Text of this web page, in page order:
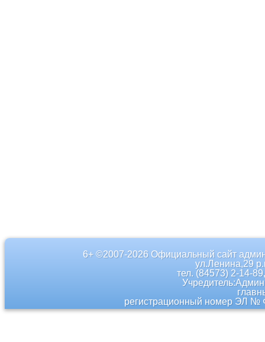
6+ ©2007-2026 Официальный сайт
ул.Ленина,29
тел. (84573) 2-14-
регистрационный номер ЭЛ №